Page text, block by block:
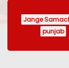
Jange
punjab